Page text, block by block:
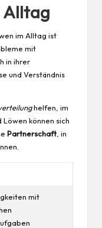
im Alltag ist
mit
in ihrer
und Verständnis
helfen, im
können sich
Partnerschaft , in
mit